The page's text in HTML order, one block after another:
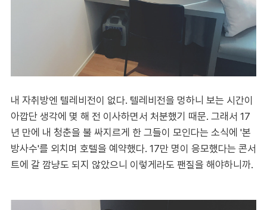
내 자취방엔 텔레비전이 없다. 텔레비전을 멍하니 보는 시간이
아깝단 생각에 몇 해 전 이사하면서 처분했기 때문. 그래서 17
년 만에 내 청춘을 불 싸지르게 한 그들이 모인다는 소식에 '본
방사수'를 외치며 호텔을 예약했다. 17만 명이 응모했다는 콘서
트에 갈 깜냥도 되지 않았으니 이렇게라도 팬질을 해야하니까.